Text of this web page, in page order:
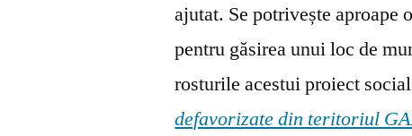
ajutat. Se potrivește
pentru găsirea unui loc de
rosturile acestui proiect
defavorizate din teritoriul